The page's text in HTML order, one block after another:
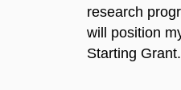
research
will position
Starting Grant.